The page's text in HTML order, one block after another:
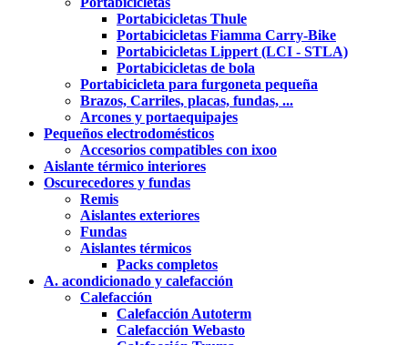
Portabicicletas Thule
Portabicicletas Fiamma Carry-Bike
Portabicicletas Lippert (LCI - STLA)
Portabicicletas de bola
Portabicicleta para furgoneta pequeña
Brazos, Carriles, placas, fundas, ...
Arcones y portaequipajes
Pequeños electrodomésticos
Accesorios compatibles con ixoo
Aislante térmico interiores
Oscurecedores y fundas
Remis
Aislantes exteriores
Fundas
Aislantes térmicos
Packs completos
A. acondicionado y calefacción
Calefacción
Calefacción Autoterm
Calefacción Webasto